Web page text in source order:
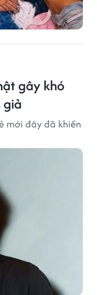
gây khó
mới đây đã khiến